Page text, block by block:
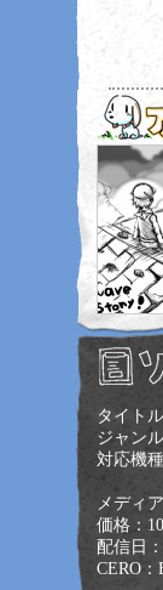
タイト
ジャン
対応機
メディ
価格：
配信日
CERO：